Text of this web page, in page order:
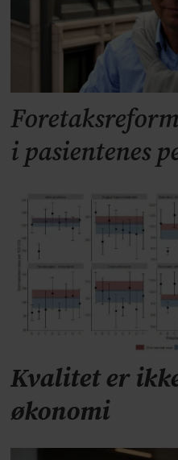
i pasientenes
Kvalitet er
økonomi